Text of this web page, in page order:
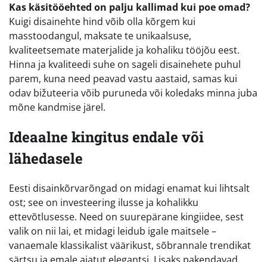
Kas käsitööehted on palju kallimad kui poe omad?
Kuigi disainehte hind võib olla kõrgem kui
masstoodangul, maksate te unikaalsuse,
kvaliteetsemate materjalide ja kohaliku tööjõu eest.
Hinna ja kvaliteedi suhe on sageli disainehete puhul
parem, kuna need peavad vastu aastaid, samas kui
odav bižuteeria võib puruneda või koledaks minna juba
mõne kandmise järel.
Ideaalne kingitus endale või
lähedasele
Eesti disainkõrvarõngad on midagi enamat kui lihtsalt
ost; see on investeering ilusse ja kohalikku
ettevõtlusesse. Need on suurepärane kingiidee, sest
valik on nii lai, et midagi leidub igale maitsele –
vanaemale klassikalist väärikust, sõbrannale trendikat